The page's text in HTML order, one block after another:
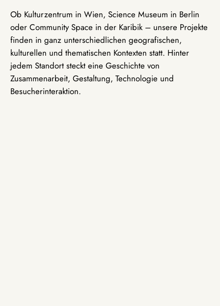
Ob Kulturzentrum in Wien, Science Museum in Berlin
oder Community Space in der Karibik – unsere Projekte
finden in ganz unterschiedlichen geografischen,
kulturellen und thematischen Kontexten statt. Hinter
jedem Standort steckt eine Geschichte von
Zusammenarbeit, Gestaltung, Technologie und
Besucherinteraktion.